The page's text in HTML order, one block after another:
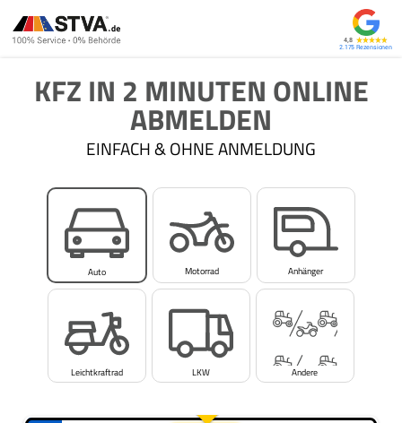
4,8
2.175
KFZ IN 2 MINUTEN ONLINE
ABMELDEN
EINFACH & OHNE ANMELDUNG
Auto Motorrad Anhänger
Leichtkraftrad LKW Andere